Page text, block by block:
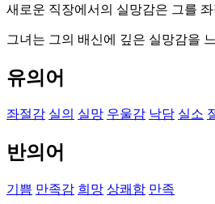
새로운 직장에서의 실망감은 그를
그녀는 그의 배신에 깊은 실망감을
유의어
좌절감 실의 실망 우울감 낙담 실소
반의어
기쁨 만족감 희망 상쾌함 만족